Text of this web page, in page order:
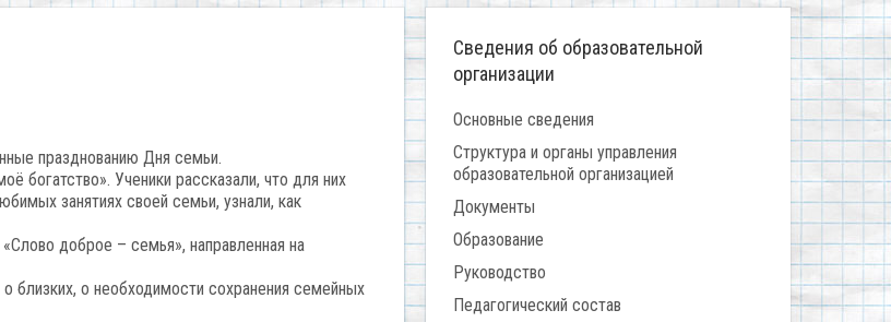
празднованию Дня семьи.
богатство». Ученики рассказали, что для них
занятиях своей семьи, узнали, как
доброе – семья», направленная на
близких, о необходимости сохранения семейных
Сведения об образовательной
организации
Основные сведения
Структура и органы управления
образовательной организацией
Документы
Образование
Руководство
Педагогический состав